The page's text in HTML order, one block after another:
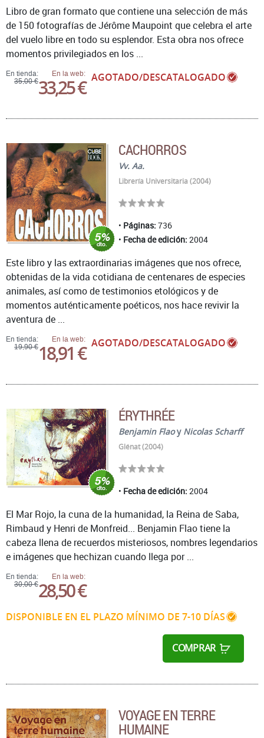
En tienda:
35,00 €
En la web:
33,25 € AGOTADO/DESCATALOGADO
Libro de gran formato que contiene una selección de más
de 150 fotografías de Jérôme Maupoint que celebra el arte
del vuelo libre en todo su esplendor. Esta obra nos ofrece
momentos privilegiados en los ...
CACHORROS
Vv. Aa.
Librería Universitaria (2004)
Páginas: 736
Fecha de edición: 2004
En tienda:
19,90 €
En la web:
18,91 € AGOTADO/DESCATALOGADO
Este libro y las extraordinarias imágenes que nos ofrece,
obtenidas de la vida cotidiana de centenares de especies
animales, así como de testimonios etológicos y de
momentos auténticamente poéticos, nos hace revivir la
aventura de ...
ÉRYTHRÉE
Benjamin Flaoy Nicolas Scharff
Glénat (2004)
Fecha de edición: 2004
En tienda:
30,00 €
En la web:
28,50 €
DISPONIBLE EN EL PLAZO MÍNIMO DE 7-10 DÍAS
COMPRAR
El Mar Rojo, la cuna de la humanidad, la Reina de Saba,
Rimbaud y Henri de Monfreid... Benjamin Flao tiene la
cabeza llena de recuerdos misteriosos, nombres legendarios
e imágenes que hechizan cuando llega por ...
VOYAGE EN TERRE
HUMAINE